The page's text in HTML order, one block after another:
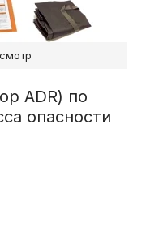
ADR) по
опасности